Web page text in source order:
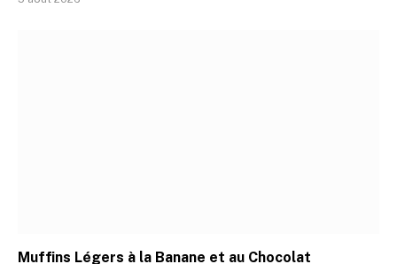
Muffins Légers à la Banane et au Chocolat